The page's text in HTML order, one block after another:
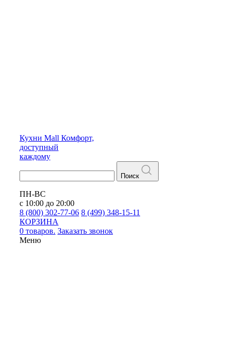
Кухни Mall Комфорт,
доступный
каждому
Поиск
ПН-ВС
с 10:00 до 20:00
8 (800) 302-77-06 8 (499) 348-15-11
КОРЗИНА
0 товаров. Заказать звонок
Меню